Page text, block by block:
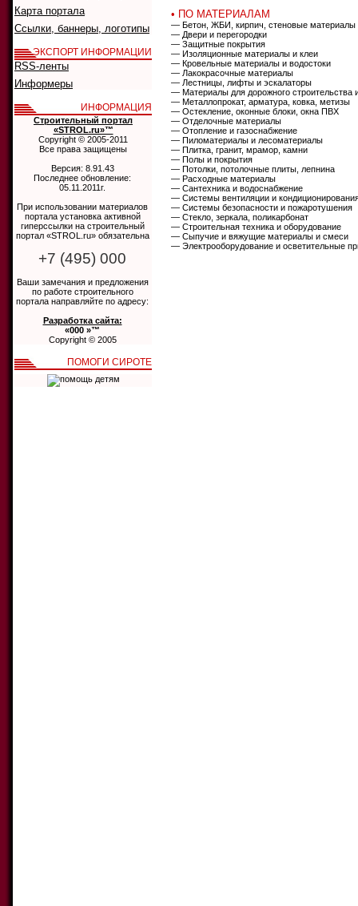
• ПО МАТЕРИАЛАМ
— Бетон, ЖБИ, кирпич, стеновые материалы
— Двери и перегородки
— Защитные покрытия
— Изоляционные материалы и клеи
— Кровельные материалы и водостоки
— Лакокрасочные материалы
— Лестницы, лифты и эскалаторы
— Материалы для дорожного строительства
— Металлопрокат, арматура, ковка, метизы
— Остекление, оконные блоки, окна ПВХ
— Отделочные материалы
— Отопление и газоснабжение
— Пиломатериалы и лесоматериалы
— Плитка, гранит, мрамор, камни
— Полы и покрытия
— Потолки, потолочные плиты, лепнина
— Расходные материалы
— Сантехника и водоснабжение
— Системы вентиляции и
— Системы безопасности и пожаротушения
— Стекло, зеркала, поликарбонат
— Строительная техника и оборудование
— Сыпучие и вяжущие материалы и смеси
— Электрооборудование и осветительные
Карта портала
Ссылки, баннеры, логотипы
ЭКСПОРТ ИНФОРМАЦИИ
RSS-ленты
Информеры
ИНФОРМАЦИЯ
Строительный портал
«STROL.ru»™
Copyright © 2005-2011
Все права защищены
Версия: 8.91.43
Последнее обновление:
05.11.2011г.
При использовании материалов
портала установка активной
гиперссылки на строительный
портал «STROL.ru» обязательна
+7 (495) 000
Ваши замечания и предложения
по работе строительного
портала направляйте по адресу:
Разработка сайта:
«000 »™
Copyright © 2005
ПОМОГИ СИРОТЕ